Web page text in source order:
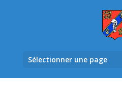
Sélectionner une page